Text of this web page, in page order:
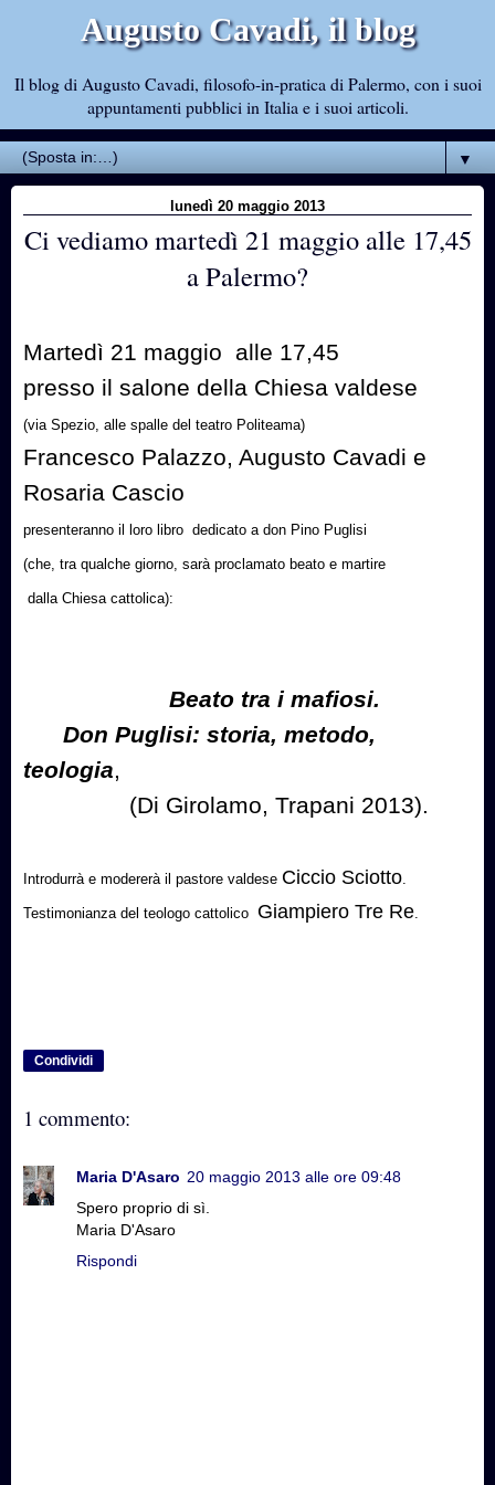
Augusto Cavadi, il blog
Il blog di Augusto Cavadi, filosofo-in-pratica di Palermo, con i suoi
appuntamenti pubblici in Italia e i suoi articoli.
▼
lunedì 20 maggio 2013
Ci vediamo martedì 21 maggio alle 17,45
a Palermo?
Martedì 21 maggio alle 17,45
presso il salone della Chiesa valdese
(via Spezio, alle spalle del teatro Politeama)
Francesco Palazzo, Augusto Cavadi e
Rosaria Cascio
presenteranno il loro libro dedicato a don Pino Puglisi
(che, tra qualche giorno, sarà proclamato beato e martire
dalla Chiesa cattolica):
Beato tra i mafiosi.
Don Puglisi: storia, metodo,
teologia,
(Di Girolamo, Trapani 2013).
Introdurrà e modererà il pastore valdese Ciccio Sciotto
Testimonianza del teologo cattolico Giampiero Tre Re
Condividi
1 commento:
Maria D'Asaro 20 maggio 2013 alle ore 09:48
Spero proprio di sì.
Maria D'Asaro
Rispondi